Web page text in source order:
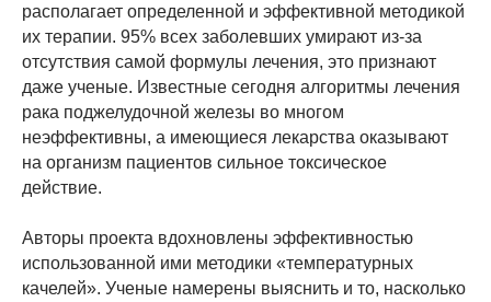
располагает определенной и эффективной методикой
их терапии. 95% всех заболевших умирают из-за
отсутствия самой формулы лечения, это признают
даже ученые. Известные сегодня алгоритмы лечения
рака поджелудочной железы во многом
неэффективны, а имеющиеся лекарства оказывают
на организм пациентов сильное токсическое
действие.
Авторы проекта вдохновлены эффективностью
использованной ими методики «температурных
качелей». Ученые намерены выяснить и то, насколько